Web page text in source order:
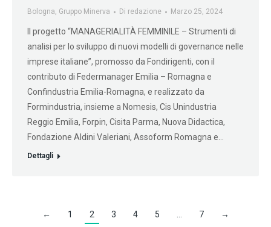
Bologna, Gruppo Minerva Di redazione Marzo 25, 2024
Il progetto “MANAGERIALITÀ FEMMINILE – Strumenti di
analisi per lo sviluppo di nuovi modelli di governance nelle
imprese italiane”, promosso da Fondirigenti, con il
contributo di Federmanager Emilia – Romagna e
Confindustria Emilia-Romagna, e realizzato da
Formindustria, insieme a Nomesis, Cis Unindustria
Reggio Emilia, Forpin, Cisita Parma, Nuova Didactica,
Fondazione Aldini Valeriani, Assoform Romagna e…
Dettagli
← 1 2 3 4 5 … 7 →